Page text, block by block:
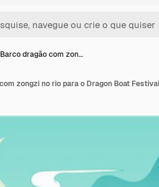
Barco dragão com zon…